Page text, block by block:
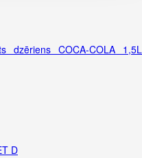
dzēriens COCA-COLA 1,5L
D